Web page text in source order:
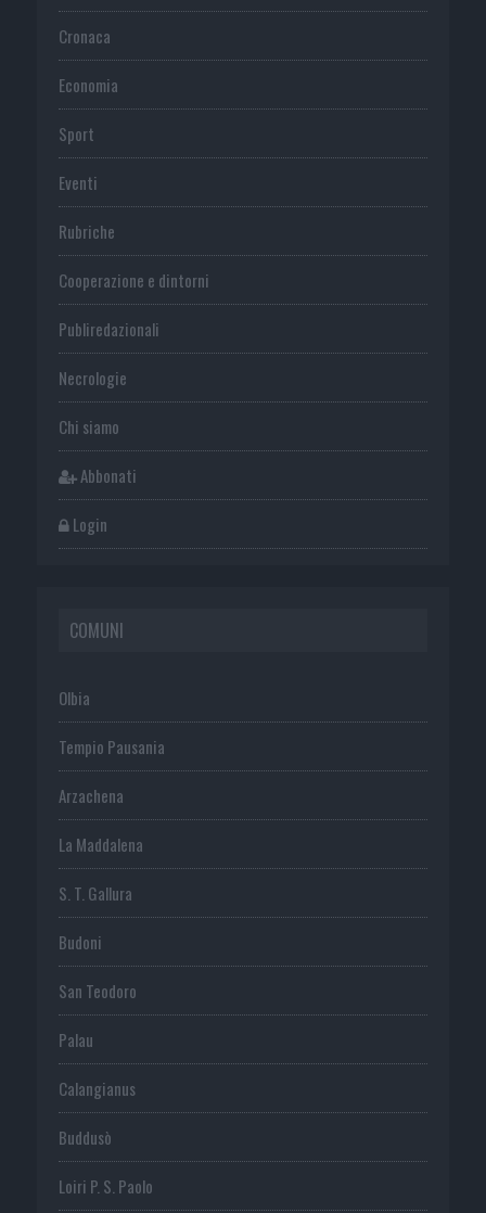
Cronaca
Economia
Sport
Eventi
Rubriche
Cooperazione e dintorni
Publiredazionali
Necrologie
Chi siamo
Abbonati
Login
COMUNI
Olbia
Tempio Pausania
Arzachena
La Maddalena
S. T. Gallura
Budoni
San Teodoro
Palau
Calangianus
Buddusò
Loiri P. S. Paolo